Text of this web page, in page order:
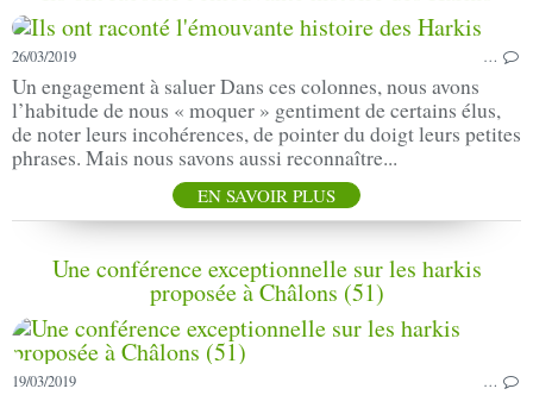
26/03/2019 …
Un engagement à saluer Dans ces colonnes, nous avons
l’habitude de nous « moquer » gentiment de certains élus,
de noter leurs incohérences, de pointer du doigt leurs petites
phrases. Mais nous savons aussi reconnaître...
EN SAVOIR PLUS
Une conférence exceptionnelle sur les harkis
proposée à Châlons (51)
19/03/2019 …